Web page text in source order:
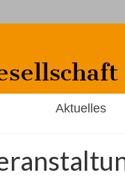
Aktuelles